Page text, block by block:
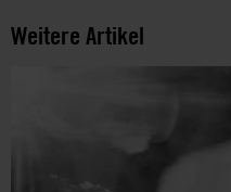
Weitere Artikel